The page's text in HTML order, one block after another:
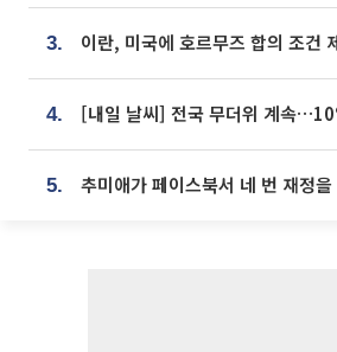
3.
4.
5.